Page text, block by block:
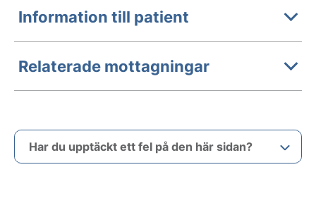
Information till patient
Relaterade mottagningar
Har du upptäckt ett fel på den här sidan?